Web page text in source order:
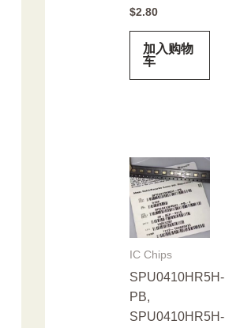
$2.80
加入购物
车
IC Chips
SPU0410HR5H-
PB,
SPU0410HR5H-